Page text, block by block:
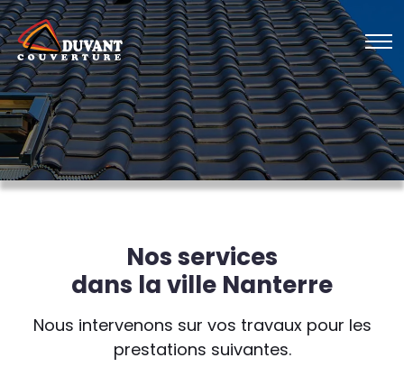
Nos services
dans la ville Nanterre
Nous intervenons sur vos travaux pour les
prestations suivantes.